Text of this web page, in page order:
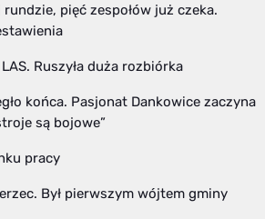
pięć zespołów już czeka.
Ruszyła duża rozbiórka
końca. Pasjonat Dankowice zaczyna
są bojowe”
pracy
Był pierwszym wójtem gminy